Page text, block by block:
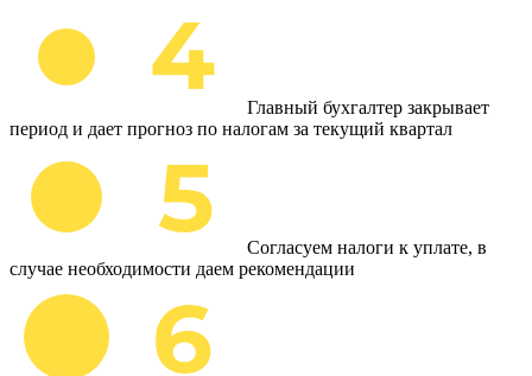
Главный бухгалтер закрывает
период и дает прогноз по налогам за текущий квартал
Согласуем налоги к уплате, в
случае необходимости даем рекомендации